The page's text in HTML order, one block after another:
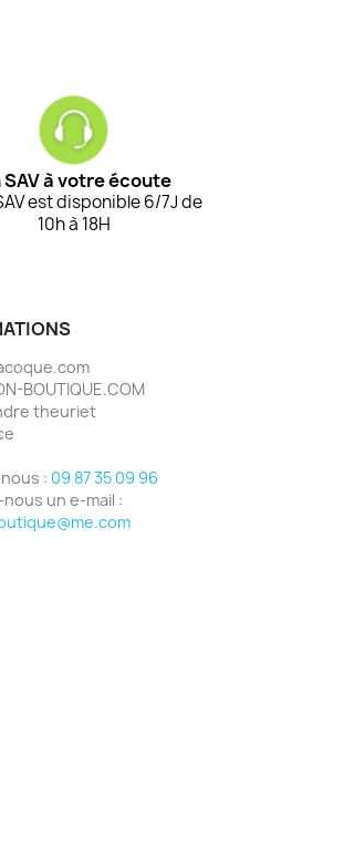
SAV à votre écoute
est disponible 6/7J de
10h à 18H
BOUTIQUE.COM
theuriet
nous : 09 87 35 09 96
nous un e-mail :